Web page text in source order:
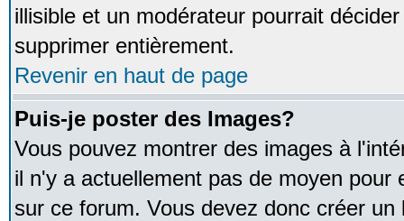
illisible et un modérateur pourrait
supprimer entièrement.
Revenir en haut de page
Puis-je poster des Images?
Vous pouvez montrer des images à
il n'y a actuellement pas de moyen pour
sur ce forum. Vous devez donc créer